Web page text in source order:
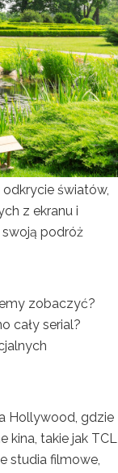
światów,
z ekranu i
podróż
zobaczyć?
cały serial?
Hollywood, gdzie
kina, takie jak TCL
studia filmowe,